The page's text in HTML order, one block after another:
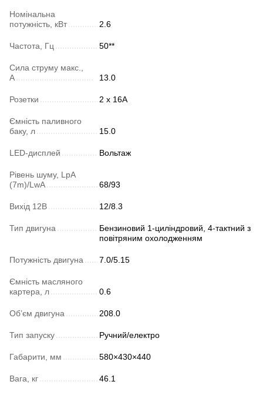
Номінальна
потужність, кВт
2.6
Частота, Гц 50**
Сила струму макс.,
А
13.0
Розетки 2 х 16A
Ємність паливного
баку, л
15.0
LED-дисплей Вольтаж
Рівень шуму, LpA
(7m)/LwA
68/93
Вихід 12В 12/8.3
Тип двигуна
Бензиновий 1-циліндровий, 4-тактний з
повітряним охолодженням
Потужність двигуна 7.0/5.15
Ємність масляного
картера, л
0.6
Об’єм двигуна 208.0
Тип запуску Ручний/електро
Габарити, мм 580×430×440
Вага, кг 46.1